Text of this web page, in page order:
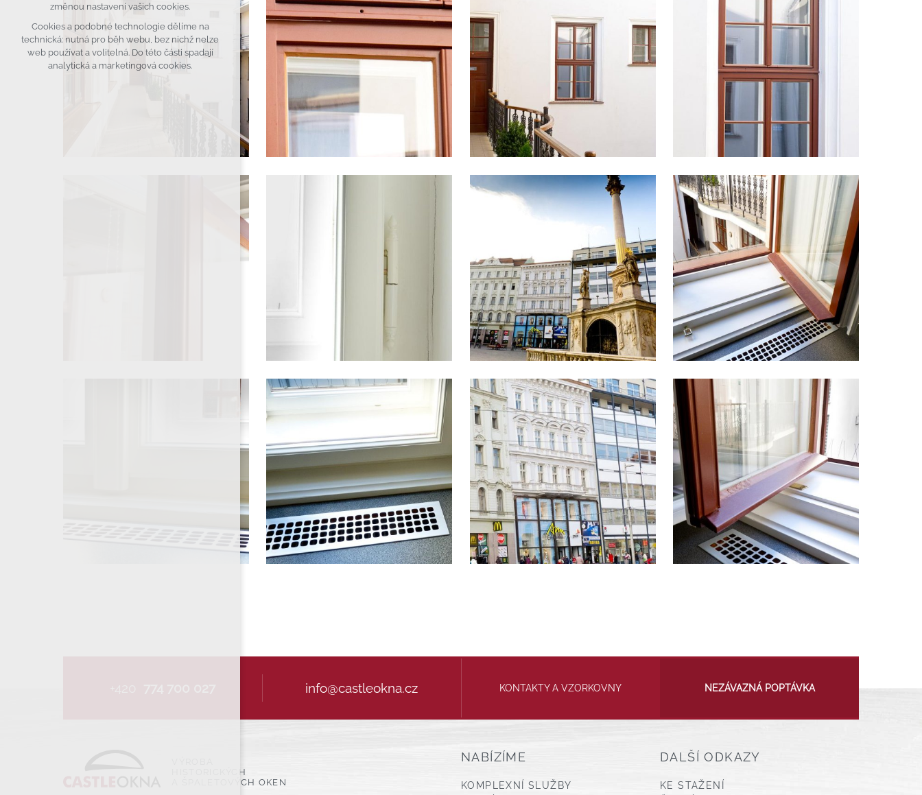
info@castleokna.cz KONTAKTY A VZORKOVNY NEZÁVAZNÁ POPTÁVKA
HISTORICKÝCH
A ŠPALETOVÝCH OKEN
NABÍZÍME
KOMPLEXNÍ SLUŽBY
DALŠÍ ODKAZY
KE STAŽENÍ
Přijmout všechny cookies
Odmítnout vše
změnou nastavení vašich cookies.
Cookies a podobné technologie dělíme na
technická: nutná pro běh webu, bez nichž nelze
web používat a volitelná. Do této části spadají
analytická a marketingová cookies.